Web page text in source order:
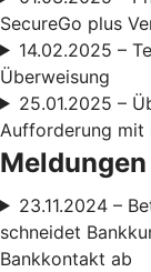
SecureGo plus
14.02.2025 –
Überweisung
25.01.2025 –
Aufforderung mit
23.11.2024 –
schneidet
Bankkontakt ab